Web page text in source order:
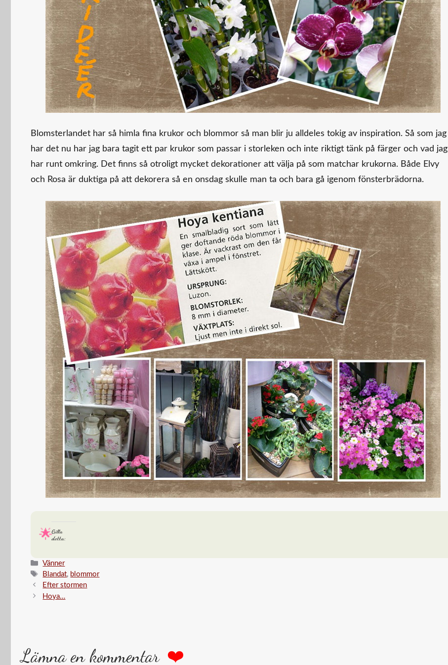
Blomsterlandet har så himla fina krukor och blommor så man blir ju alldeles tokig av inspiration. Så som jag
har det nu har jag bara tagit ett par krukor som passar i storleken och inte riktigt tänk på färger och vad jag
har runt omkring. Det finns så otroligt mycket dekorationer att välja på som matchar krukorna. Både Elvy
och Rosa är duktiga på att dekorera så en onsdag skulle man ta och bara gå igenom fönsterbrädorna.
Gilla
detta:
Kategorier
Vänner
Etiketter
Blandat, blommor
Efter stormen
Hoya…
Lämna en kommentar